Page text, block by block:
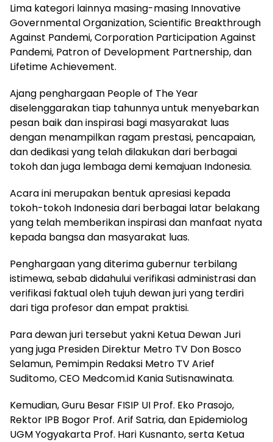
Lima kategori lainnya masing-masing Innovative
Governmental Organization, Scientific Breakthrough
Against Pandemi, Corporation Participation Against
Pandemi, Patron of Development Partnership, dan
Lifetime Achievement.
Ajang penghargaan People of The Year
diselenggarakan tiap tahunnya untuk menyebarkan
pesan baik dan inspirasi bagi masyarakat luas
dengan menampilkan ragam prestasi, pencapaian,
dan dedikasi yang telah dilakukan dari berbagai
tokoh dan juga lembaga demi kemajuan Indonesia.
Acara ini merupakan bentuk apresiasi kepada
tokoh-tokoh Indonesia dari berbagai latar belakang
yang telah memberikan inspirasi dan manfaat nyata
kepada bangsa dan masyarakat luas.
Penghargaan yang diterima gubernur terbilang
istimewa, sebab didahului verifikasi administrasi dan
verifikasi faktual oleh tujuh dewan juri yang terdiri
dari tiga profesor dan empat praktisi.
Para dewan juri tersebut yakni Ketua Dewan Juri
yang juga Presiden Direktur Metro TV Don Bosco
Selamun, Pemimpin Redaksi Metro TV Arief
Suditomo, CEO Medcom.id Kania Sutisnawinata.
Kemudian, Guru Besar FISIP UI Prof. Eko Prasojo,
Rektor IPB Bogor Prof. Arif Satria, dan Epidemiolog
UGM Yogyakarta Prof. Hari Kusnanto, serta Ketua